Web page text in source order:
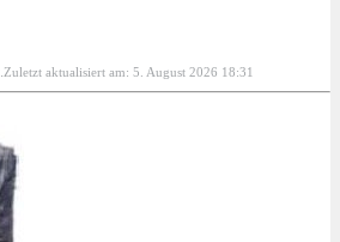
Zuletzt aktualisiert am: 5. August 2026 18:31